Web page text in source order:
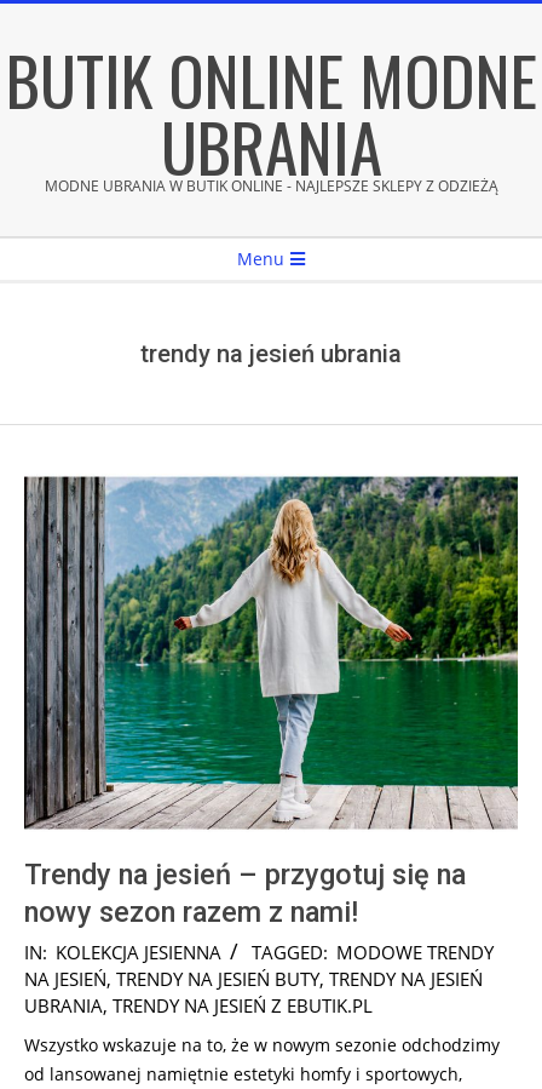
content
BUTIK ONLINE MODNE
UBRANIA
MODNE UBRANIA W BUTIK ONLINE - NAJLEPSZE SKLEPY Z ODZIEŻĄ
Menu
trendy na jesień ubrania
Trendy na jesień – przygotuj się na
nowy sezon razem z nami!
2025-
10-
18
IN: KOLEKCJA JESIENNA TAGGED: MODOWE TRENDY
NA JESIEŃ, TRENDY NA JESIEŃ BUTY, TRENDY NA JESIEŃ
UBRANIA, TRENDY NA JESIEŃ Z EBUTIK.PL
Wszystko wskazuje na to, że w nowym sezonie odchodzimy
od lansowanej namiętnie estetyki homfy i sportowych,